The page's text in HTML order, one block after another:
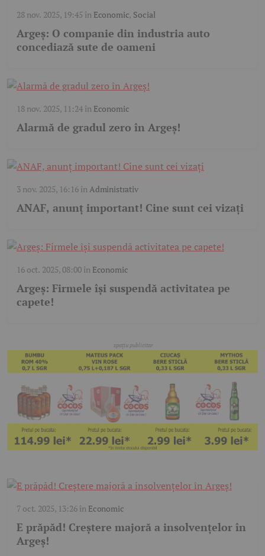
28 nov. 2025, 19:45 în Economic, Social
Argeș: O companie din industria auto
concediază sute de oameni
18 nov. 2025, 11:24în Economic
Alarmă de gradul zero în Argeș!
3 nov. 2025, 16:16în Administrativ
ANAF, anunț important! Cine sunt cei vizați
16 oct. 2025, 08:00în Economic
Argeș: Firmele își suspendă activitatea pe
capete!
7 oct. 2025, 13:26în Economic
E prăpăd! Creștere majoră a insolvențelor în
Argeș!